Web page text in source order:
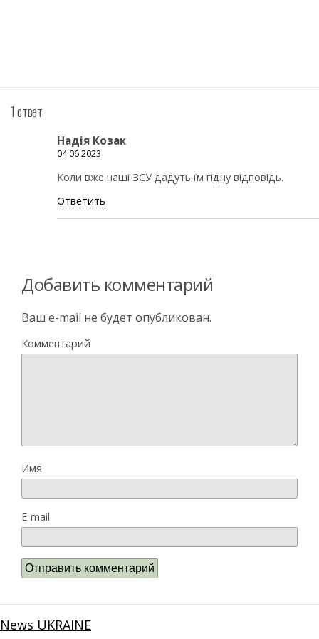
1 ответ
Надія Козак
04.06.2023
Коли вже наші ЗСУ дадуть їм гідну відповідь.
Ответить
Добавить комментарий
Ваш e-mail не будет опубликован.
Комментарий
Имя
E-mail
News UKRAINE